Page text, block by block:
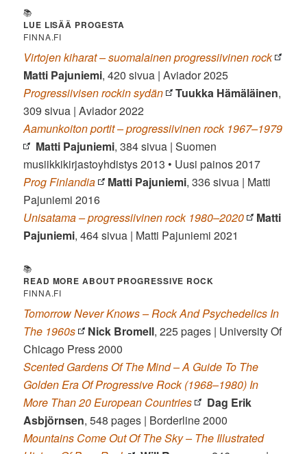
📚
LUE LISÄÄ PROGESTA
FINNA.FI
Virtojen kiharat – suomalainen progressiivinen rock
Matti Pajuniemi, 420 sivua | Aviador 2025
Progressiivisen rockin sydän
Tuukka Hämäläinen,
309 sivua | Aviador 2022
Aamunkoiton portit – progressiivinen rock 1967–1979
Matti Pajuniemi, 384 sivua | Suomen
musiikkikirjastoyhdistys 2013 • Uusi painos 2017
Prog Finlandia
Matti Pajuniemi, 336 sivua | Matti
Pajuniemi 2016
Unisatama – progressiivinen rock 1980–2020
Matti
Pajuniemi, 464 sivua | Matti Pajuniemi 2021
📚
READ MORE ABOUT PROGRESSIVE ROCK
FINNA.FI
Tomorrow Never Knows – Rock And Psychedelics In
The 1960s
Nick Bromell, 225 pages | University Of
Chicago Press 2000
Scented Gardens Of The Mind – A Guide To The
Golden Era Of Progressive Rock (1968–1980) In
More Than 20 European Countries
Dag Erik
Asbjörnsen, 548 pages | Borderline 2000
Mountains Come Out Of The Sky – The Illustrated